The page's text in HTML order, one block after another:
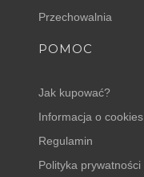
Przechowalnia
POMOC
Jak kupować?
Informacja o cookies
Regulamin
Polityka prywatności